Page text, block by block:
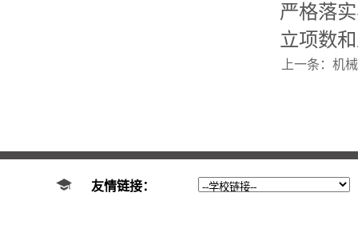
严格落
立项数
上一条： 机
友情链接：